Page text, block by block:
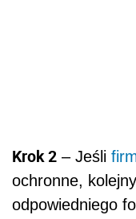
Krok 2 – Jeśli
ochronne,
odpowiedniego